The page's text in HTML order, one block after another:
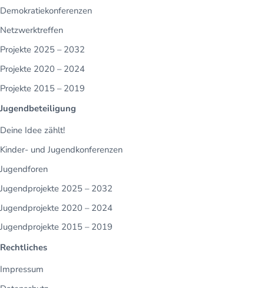
Demokratiekonferenzen
Netzwerktreffen
Projekte 2025 – 2032
Projekte 2020 – 2024
Projekte 2015 – 2019
Jugendbeteiligung
Deine Idee zählt!
Kinder- und Jugendkonferenzen
Jugendforen
Jugendprojekte 2025 – 2032
Jugendprojekte 2020 – 2024
Jugendprojekte 2015 – 2019
Rechtliches
Impressum